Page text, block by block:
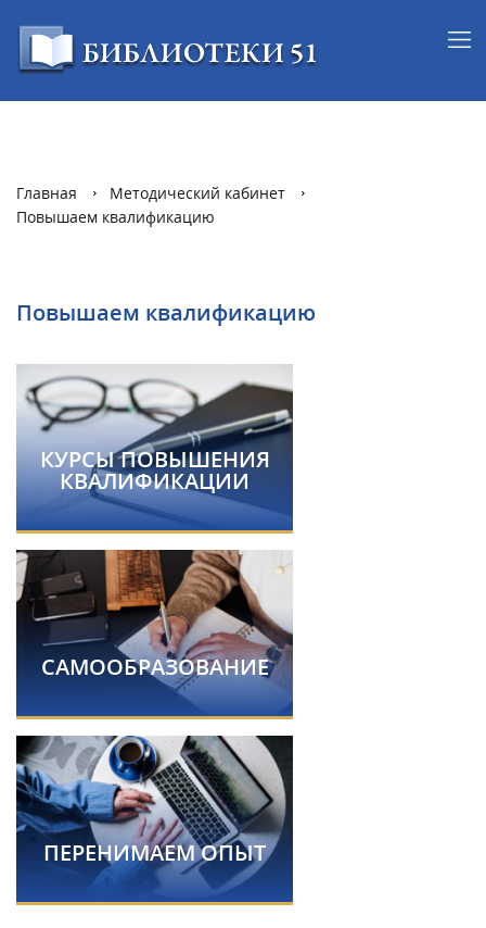
Главная
Методический кабинет
Повышаем квалификацию
Повышаем квалификацию
КУРСЫ ПОВЫШЕНИЯ
КВАЛИФИКАЦИИ
САМООБРАЗОВАНИЕ
ПЕРЕНИМАЕМ ОПЫТ